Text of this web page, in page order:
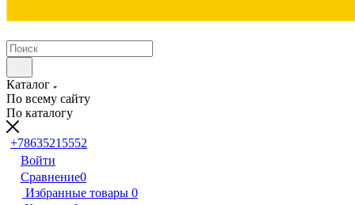
Каталог
По всему сайту
По каталогу
+78635215552
Войти
Сравнение0
Избранные товары 0